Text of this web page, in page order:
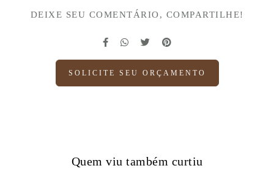
DEIXE SEU COMENTÁRIO, COMPARTILHE!
SOLICITE SEU ORÇAMENTO
Quem viu também curtiu